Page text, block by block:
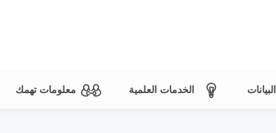
البيانات الخدمات العلمية معلومات تهمك